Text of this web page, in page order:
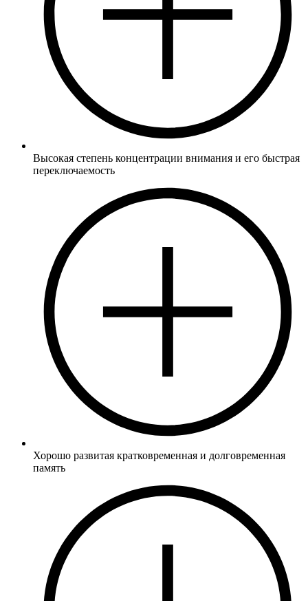
Высокая степень концентрации внимания и его быстрая
переключаемость
Хорошо развитая кратковременная и долговременная
память